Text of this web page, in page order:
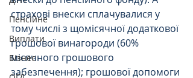
Пенсійне
Виплати
Бізнес
страхові внески сплачувалися у
тому числі з щомісячної додаткової
грошової винагороди (60%
місячного грошового
забезпечення); грошової допомоги